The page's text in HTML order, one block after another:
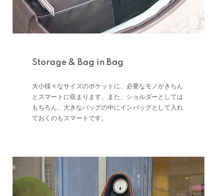
Storage & Bag in Bag
大小様々なサイズのポケットに、必要なモノがきちん
とスマートに収まります。また、ショルダーとしては
もちろん、大きなバッグの中にインバッグとして入れ
ておくのもスマートです。